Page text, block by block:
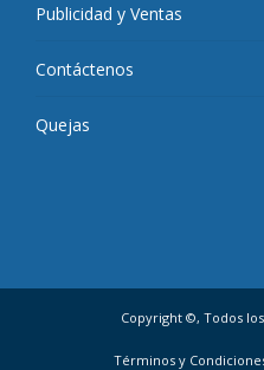
Publicidad y Ventas
Contáctenos
Quejas
Copyright ©, Todos
Términos y